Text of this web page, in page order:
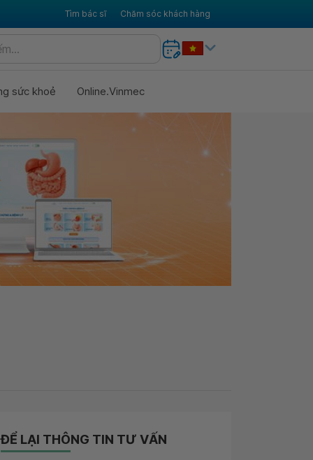
Tìm bác sĩ Chăm sóc khách hàng
sức khoẻ Online.Vinmec
ĐỂ LẠI THÔNG TIN TƯ VẤN